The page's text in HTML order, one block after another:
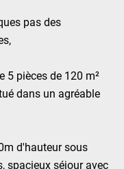
pas des
5 pièces de 120 m²
dans un agréable
d'hauteur sous
spacieux séjour avec